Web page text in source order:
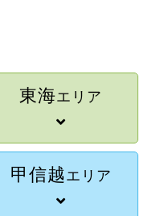
東海エリア
甲信越エリア